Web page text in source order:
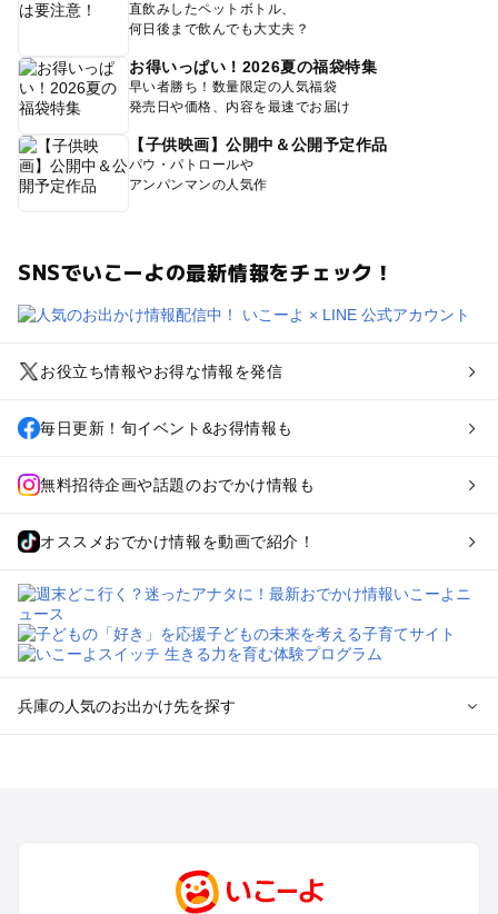
直飲みしたペットボトル、
何日後まで飲んでも大丈夫？
お得いっぱい！2026夏の福袋特集
早い者勝ち！数量限定の人気福袋
発売日や価格、内容を最速でお届け
【子供映画】公開中＆公開予定作品
パウ・パトロールや
アンパンマンの人気作
SNSでいこーよの最新情報をチェック！
お役立ち情報やお得な情報を発信
毎日更新！旬イベント&お得情報も
無料招待企画や話題のおでかけ情報も
オススメおでかけ情報を動画で紹介！
兵庫の人気のお出かけ先を探す
淡路島のプールお出かけ